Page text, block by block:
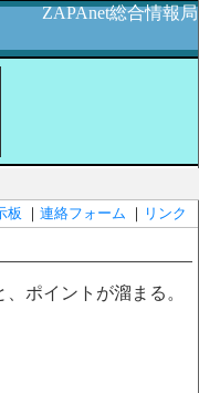
ZAPAnet総合情報局
板 ｜ 連絡フォーム ｜ リンク
ポイントが溜まる。